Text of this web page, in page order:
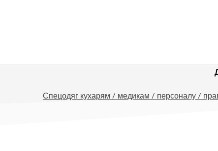
Спецодяг кухарям / медикам / персоналу /